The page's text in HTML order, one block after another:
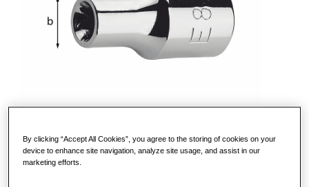
By clicking “Accept All Cookies”, you agree to the storing of cookies on your
device to enhance site navigation, analyze site usage, and assist in our
marketing efforts.